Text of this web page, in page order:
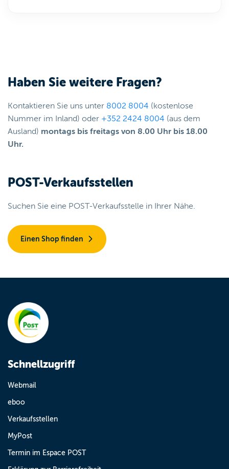
Haben Sie weitere Fragen?
Kontaktieren Sie uns unter 8002 8004 (kostenlose
Nummer im Inland) oder +352 2424 8004 (aus dem
Ausland) montags bis freitags von 8.00 Uhr bis 18.00
Uhr.
POST-Verkaufsstellen
Suchen Sie eine POST-Verkaufsstelle in Ihrer Nähe.
Einen Shop finden
Schnellzugriff
Webmail
eboo
Verkaufsstellen
MyPost
Termin im Espace POST